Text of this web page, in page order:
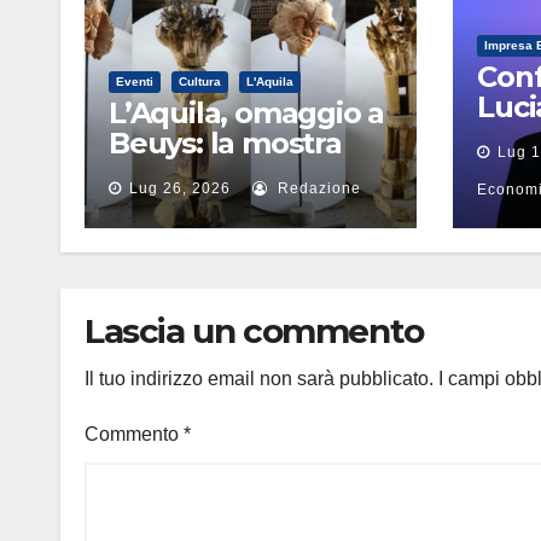
Eventi Cultura L'Aquila
L’Aquila, omaggio a
Beuys: la mostra
che rigenera la città
Lug 26, 2026 Redazione
Impresa
Lug
Lascia un commento
Il tuo indirizzo email non sarà pubblicato. I campi
Commento *